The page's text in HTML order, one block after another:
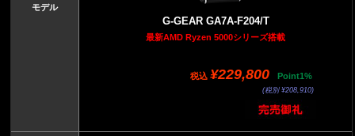
モデル
G-GEAR GA7A-F204/T
最新AMD Ryzen 5000シリーズ搭載
税込 ¥229,800 Point1%
(税別 ¥208,910)